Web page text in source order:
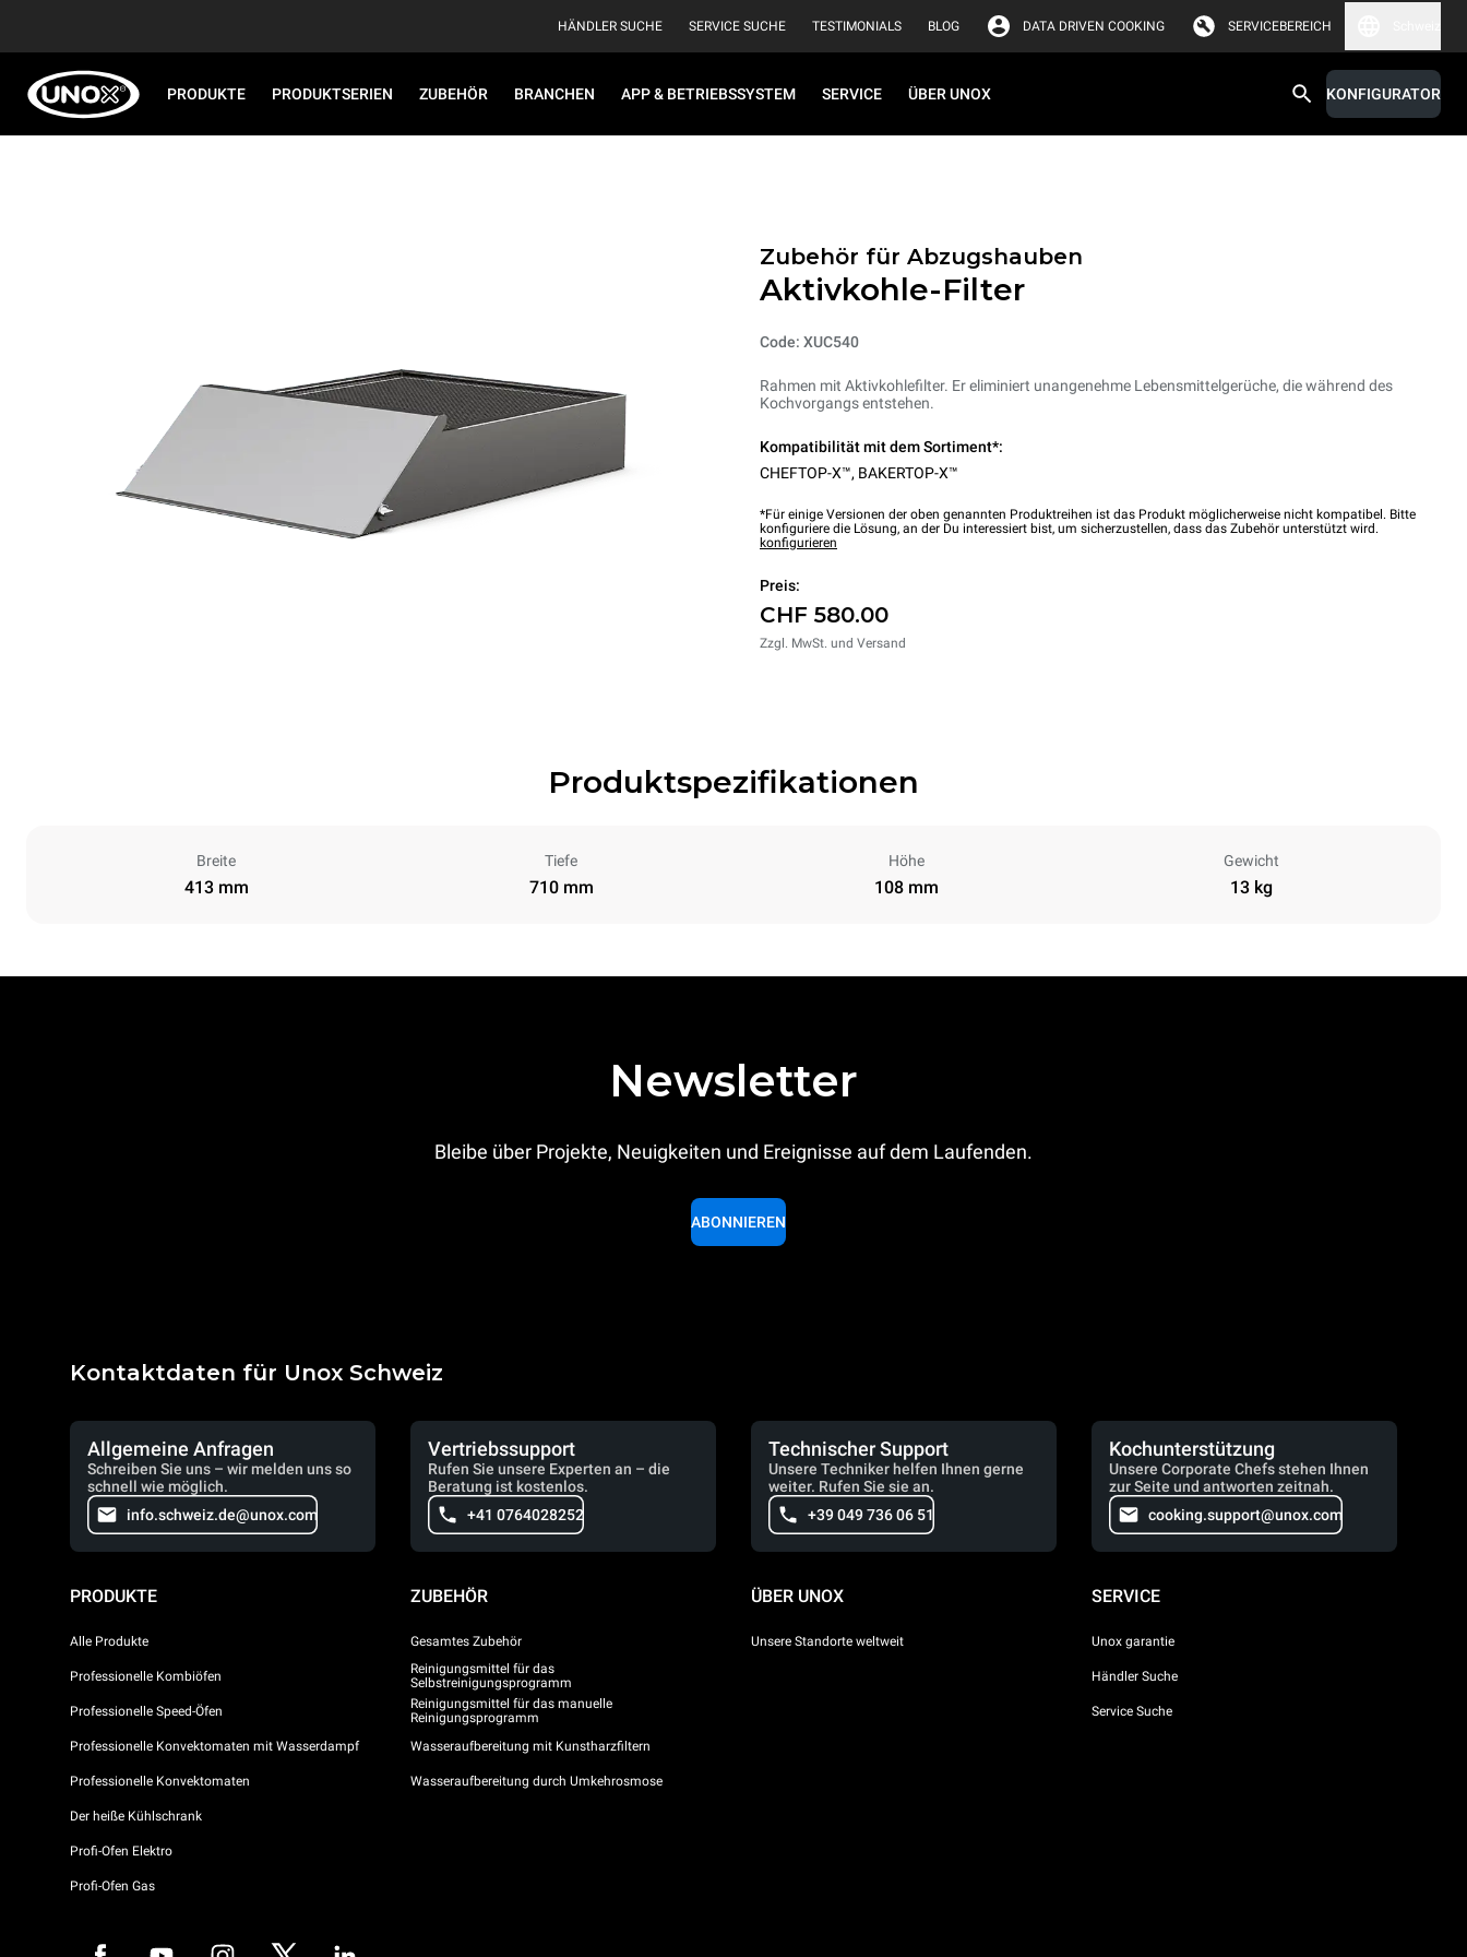
HÄNDLER SUCHE SERVICE SUCHE TESTIMONIALS BLOG DATA DRIVEN COOKING SERVICEBEREICH
PRODUKTE PRODUKTSERIEN ZUBEHÖR BRANCHEN APP & BETRIEBSSYSTEM SERVICE ÜBER UNOX KONFIGURATOR
Zubehör für Abzugshauben
Aktivkohle-Filter
Code: XUC540
Rahmen mit Aktivkohlefilter. Er eliminiert unangenehme Lebensmittelgerüche, die während des
Kochvorgangs entstehen.
Kompatibilität mit dem Sortiment*:
CHEFTOP-X™, BAKERTOP-X™
*Für einige Versionen der oben genannten Produktreihen ist das Produkt möglicherweise nicht kompatibel. Bitte
konfiguriere die Lösung, an der Du interessiert bist, um sicherzustellen, dass das Zubehör unterstützt wird.
konfigurieren
Preis:
CHF 580.00
Zzgl. MwSt. und Versand
Produktspezifikationen
Breite
413 mm
Tiefe
710 mm
Höhe
108 mm
Gewicht
13 kg
Newsletter
Bleibe über Projekte, Neuigkeiten und Ereignisse auf dem Laufenden.
ABONNIEREN
Kontaktdaten für Unox Schweiz
Allgemeine Anfragen
Schreiben Sie uns – wir melden uns so
schnell wie möglich.
info.schweiz.de@unox.com
Vertriebssupport
Rufen Sie unsere Experten an – die
Beratung ist kostenlos.
+41 0764028252
Technischer Support
Unsere Techniker helfen Ihnen gerne
weiter. Rufen Sie sie an.
+39 049 736 06 51
Kochunterstützung
Unsere Corporate Chefs stehen Ihnen
zur Seite und antworten zeitnah.
cooking.support@unox.com
PRODUKTE
Alle Produkte
Professionelle Kombiöfen
Professionelle Speed-Öfen
Professionelle Konvektomaten mit Wasserdampf
Professionelle Konvektomaten
Der heiße Kühlschrank
Profi-Ofen Elektro
Profi-Ofen Gas
ZUBEHÖR
Gesamtes Zubehör
Reinigungsmittel für das
Selbstreinigungsprogramm
Reinigungsmittel für das manuelle
Reinigungsprogramm
Wasseraufbereitung mit Kunstharzfiltern
Wasseraufbereitung durch Umkehrosmose
ÜBER UNOX
Unsere Standorte weltweit
SERVICE
Unox garantie
Händler Suche
Service Suche